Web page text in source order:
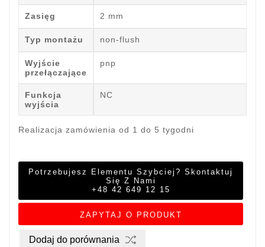
Zasięg 2 mm
Typ montażu non-flush
Wyjście
przełączające
pnp
Funkcja
wyjścia
NC
Realizacja zamówienia od 1 do 5 tygodni
Potrzebujesz Elementu Szybciej? Skontaktuj
Się Z Nami
+48 42 649 12 15
ZAPYTAJ O PRODUKT
Dodaj do porównania